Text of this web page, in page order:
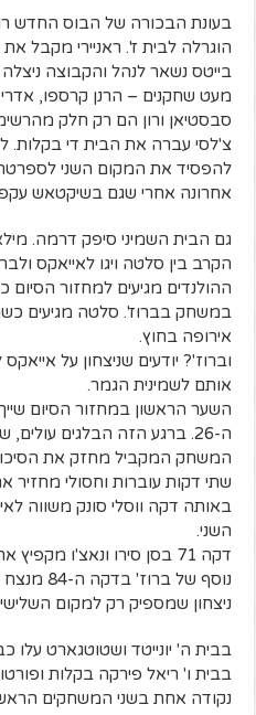
בעונת הבכורה של הבוס החדש
הוגרלה לבית ז'. ראניירי מקבל
בייטס נשאר לנהל והקבוצה
מעט שחקנים – הרנן קרספו,
סבסטיאן ורון הם רק חלק
צ'לסי עברה את הבית די בקלות.
להפסיד את המקום השני
אחרונה אחרי שגם בשיקטאש
גם הבית השמיני סיפק דרמה.
הקרב בין סלטה ויגו לאייאקס
ההולנדים מגיעים למחזור
במשחק בברוז'. סלטה מגיעים
אירופה בחוץ.
וברוז'? יודעים שניצחון על
אותם לשמינית הגמר.
השער הראשון במחזור הסיום
המשחק המקביל מחזק את
שתי דקות עוברות וחסולי מחזיר
באותה דקה ווסלי סונק משווה
השני.
נוסף של
ניצחון שמספיק רק למקום
בבית ה' יונייטד ושטוטגארט
בבית ו' ריאל פירקה בקלות
נקודה אחת בשני המשחקים